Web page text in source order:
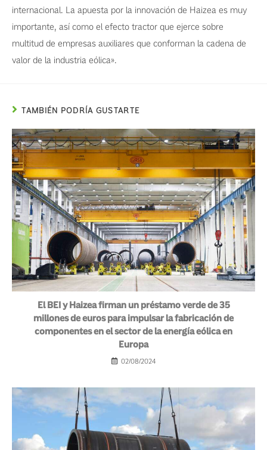
internacional. La apuesta por la innovación de Haizea es muy
importante, así como el efecto tractor que ejerce sobre
multitud de empresas auxiliares que conforman la cadena de
valor de la industria eólica».
TAMBIÉN PODRÍA GUSTARTE
El BEI y Haizea firman un préstamo verde de 35
millones de euros para impulsar la fabricación de
componentes en el sector de la energía eólica en
Europa
02/08/2024